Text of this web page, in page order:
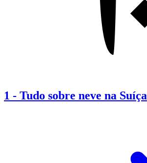
1 - Tudo sobre neve na Suíça